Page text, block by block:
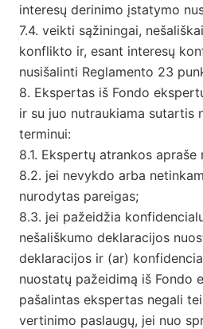
interesų derinimo įstatymo
7.4. veikti sąžiningai,
konflikto ir, esant interesų
nusišalinti Reglamento 23
8. Ekspertas iš Fondo
ir su juo nutraukiama sutartis
terminui:
8.1. Ekspertų atrankos
8.2. jei nevykdo arba
nurodytas pareigas;
8.3. jei pažeidžia
nešališkumo deklaracijos
deklaracijos ir (ar)
nuostatų pažeidimą iš Fondo
pašalintas ekspertas negali
vertinimo paslaugų, jei nuo